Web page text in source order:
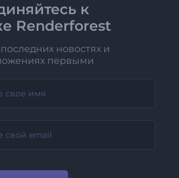
к
Renderforest
новостях и
первыми